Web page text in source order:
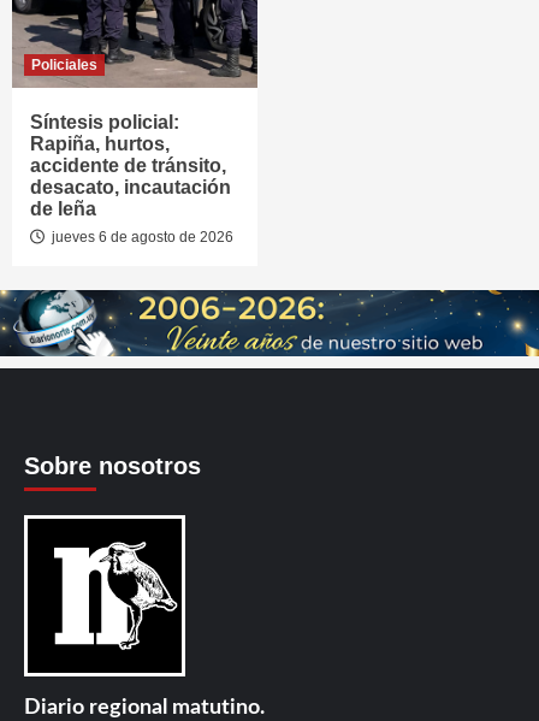
Policiales
Síntesis policial:
Rapiña, hurtos,
accidente de tránsito,
desacato, incautación
de leña
jueves 6 de agosto de 2026
Sobre nosotros
Diario regional matutino.